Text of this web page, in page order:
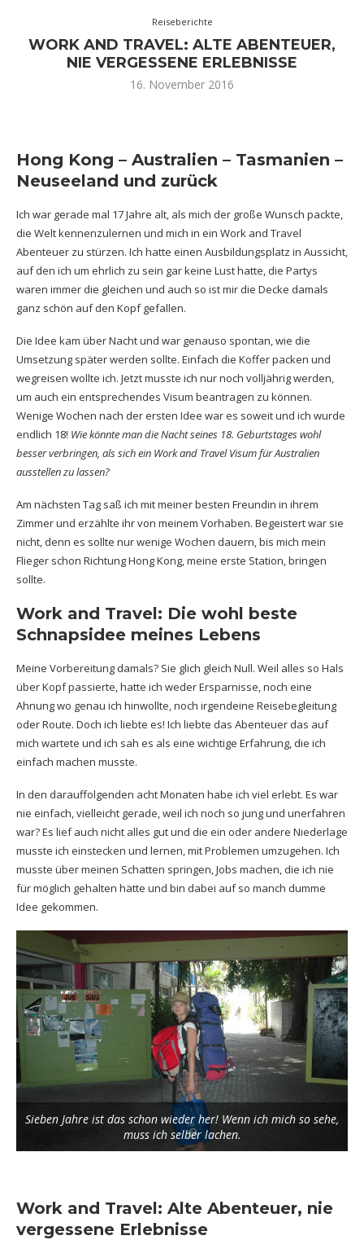
Reiseberichte
WORK AND TRAVEL: ALTE ABENTEUER,
NIE VERGESSENE ERLEBNISSE
16. November 2016
Hong Kong – Australien – Tasmanien –
Neuseeland und zurück
Ich war gerade mal 17 Jahre alt, als mich der große Wunsch packte,
die Welt kennenzulernen und mich in ein Work and Travel
Abenteuer zu stürzen. Ich hatte einen Ausbildungsplatz in Aussicht,
auf den ich um ehrlich zu sein gar keine Lust hatte, die Partys
waren immer die gleichen und auch so ist mir die Decke damals
ganz schön auf den Kopf gefallen.
Die Idee kam über Nacht und war genauso spontan, wie die
Umsetzung später werden sollte. Einfach die Koffer packen und
wegreisen wollte ich. Jetzt musste ich nur noch volljährig werden,
um auch ein entsprechendes Visum beantragen zu können.
Wenige Wochen nach der ersten Idee war es soweit und ich wurde
endlich 18! Wie könnte man die Nacht seines 18. Geburtstages wohl
besser verbringen, als sich ein Work and Travel Visum für Australien
ausstellen zu lassen?
Am nächsten Tag saß ich mit meiner besten Freundin in ihrem
Zimmer und erzählte ihr von meinem Vorhaben. Begeistert war sie
nicht, denn es sollte nur wenige Wochen dauern, bis mich mein
Flieger schon Richtung Hong Kong, meine erste Station, bringen
sollte.
Work and Travel: Die wohl beste
Schnapsidee meines Lebens
Meine Vorbereitung damals? Sie glich gleich Null. Weil alles so Hals
über Kopf passierte, hatte ich weder Ersparnisse, noch eine
Ahnung wo genau ich hinwollte, noch irgendeine Reisebegleitung
oder Route. Doch ich liebte es! Ich liebte das Abenteuer das auf
mich wartete und ich sah es als eine wichtige Erfahrung, die ich
einfach machen musste.
In den darauffolgenden acht Monaten habe ich viel erlebt. Es war
nie einfach, vielleicht gerade, weil ich noch so jung und unerfahren
war? Es lief auch nicht alles gut und die ein oder andere Niederlage
musste ich einstecken und lernen, mit Problemen umzugehen. Ich
musste über meinen Schatten springen, Jobs machen, die ich nie
für möglich gehalten hätte und bin dabei auf so manch dumme
Idee gekommen.
Sieben Jahre ist das schon wieder her! Wenn ich mich so sehe,
muss ich selber lachen.
Work and Travel: Alte Abenteuer, nie
vergessene Erlebnisse